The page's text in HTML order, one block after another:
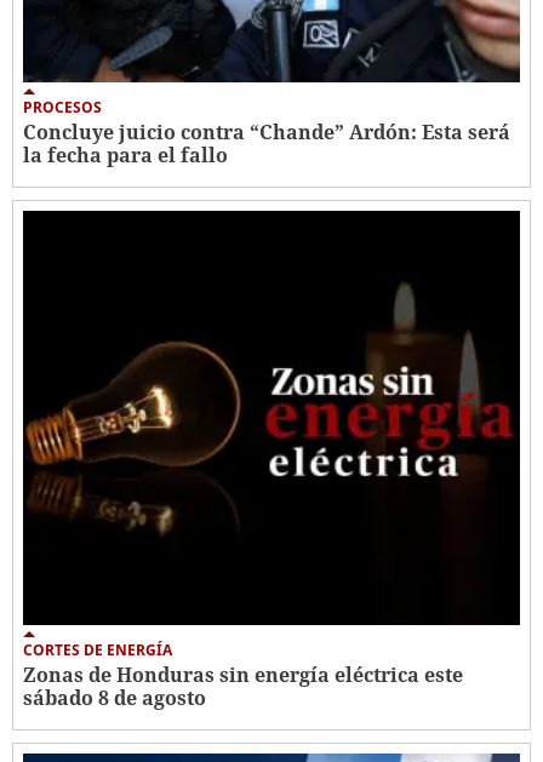
PROCESOS
Concluye juicio contra “Chande” Ardón: Esta será
la fecha para el fallo
CORTES DE ENERGÍA
Zonas de Honduras sin energía eléctrica este
sábado 8 de agosto